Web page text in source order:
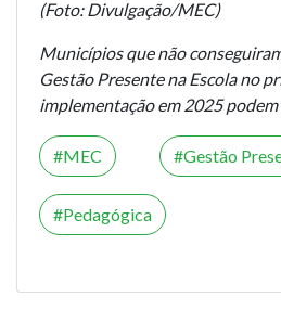
(Foto: Divulgação/MEC)
Municípios que não
Gestão Presente na Escola no
implementação em 2025 podem
MEC Gestão
Pedagógica